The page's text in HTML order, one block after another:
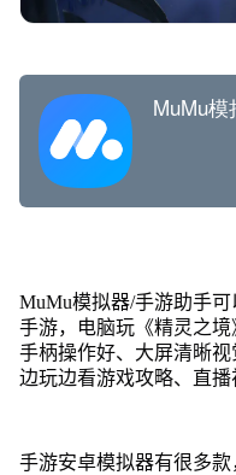
MuMu模拟器/手游助手可
手游，电脑玩《精灵之境
手柄操作好、大屏清晰视
边玩边看游戏攻略、直播
手游安卓模拟器有很多款